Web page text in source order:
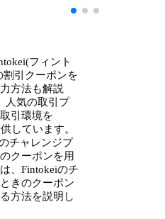
フィント
引クーポンを
方法も解説
人気の取引プ
引環境を
しています。
チャレンジプ
クーポンを用
、Fintokeiのチ
きのクーポン
方法を説明し